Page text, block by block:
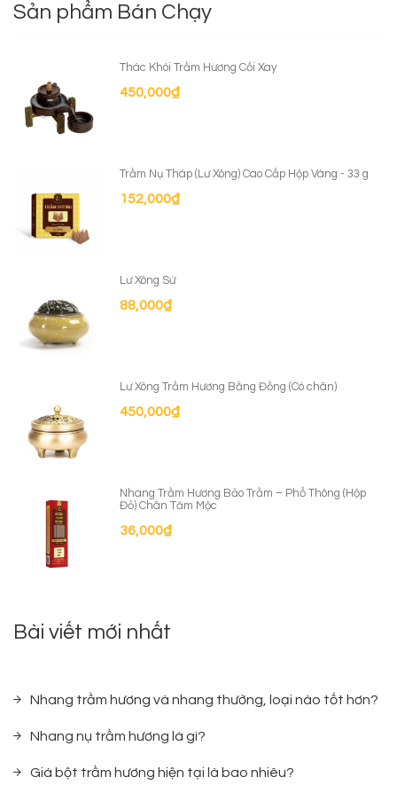
Sản phẩm Bán Chạy
Thác Khói Trầm Hương Cối Xay
450,000₫
Trầm Nụ Tháp (Lư Xông) Cao Cấp Hộp Vàng - 33 g
152,000₫
Lư Xông Sứ
88,000₫
Lư Xông Trầm Hương Bằng Đồng (Có chân)
450,000₫
Nhang Trầm Hương Bảo Trầm – Phổ Thông (Hộp
Đỏ) Chân Tăm Mộc
36,000₫
Bài viết mới nhất
Nhang trầm hương và nhang thường, loại nào tốt hơn?
Nhang nụ trầm hương là gì?
Giá bột trầm hương hiện tại là bao nhiêu?